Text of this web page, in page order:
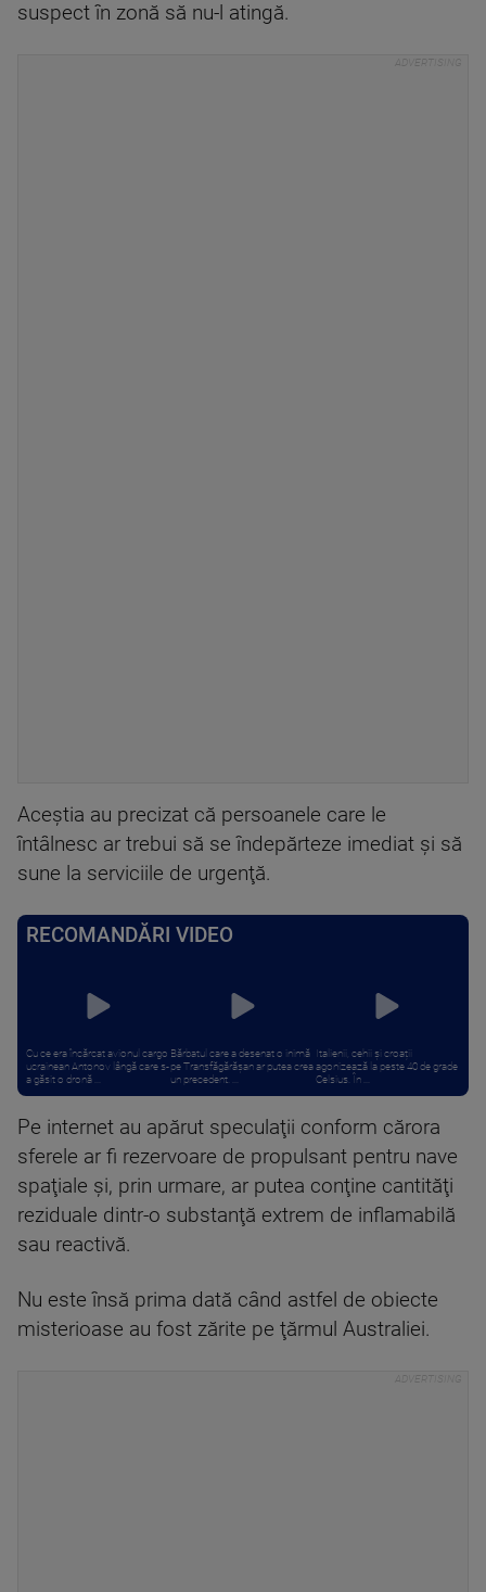
suspect în zonă să nu-l atingă.
Aceştia au precizat că persoanele care le
întâlnesc ar trebui să se îndepărteze imediat şi să
sune la serviciile de urgenţă.
RECOMANDĂRI VIDEO
Cu ce era încărcat avionul cargo
ucrainean Antonov lângă care s-
a găsit o dronă ...
Bărbatul care a desenat o inimă
pe Transfăgărășan ar putea crea
un precedent. ...
Italienii, cehii și croații
agonizează la peste 40 de grade
Celsius. În ...
Pe internet au apărut speculaţii conform cărora
sferele ar fi rezervoare de propulsant pentru nave
spaţiale şi, prin urmare, ar putea conţine cantităţi
reziduale dintr-o substanţă extrem de inflamabilă
sau reactivă.
Nu este însă prima dată când astfel de obiecte
misterioase au fost zărite pe ţărmul Australiei.